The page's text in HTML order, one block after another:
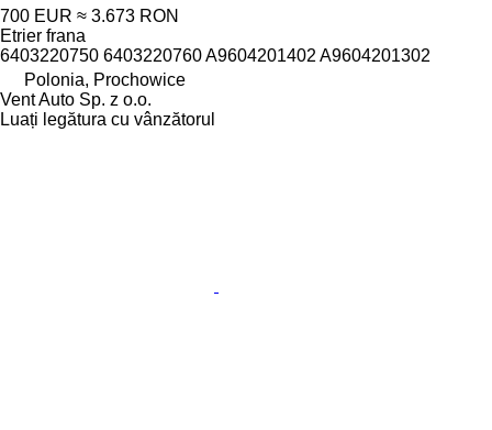
700 EUR ≈ 3.673 RON
Etrier frana
6403220750 6403220760 A9604201402 A9604201302
Polonia, Prochowice
Vent Auto Sp. z o.o.
Luați legătura cu vânzătorul